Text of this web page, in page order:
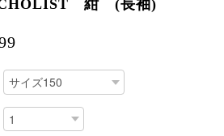
紺 (長袖)